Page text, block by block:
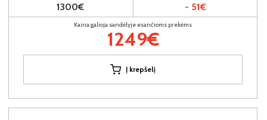
1300€ - 51€
Kaina galioja sandėlyje esančioms prekėms
1249€
Į krepšelį